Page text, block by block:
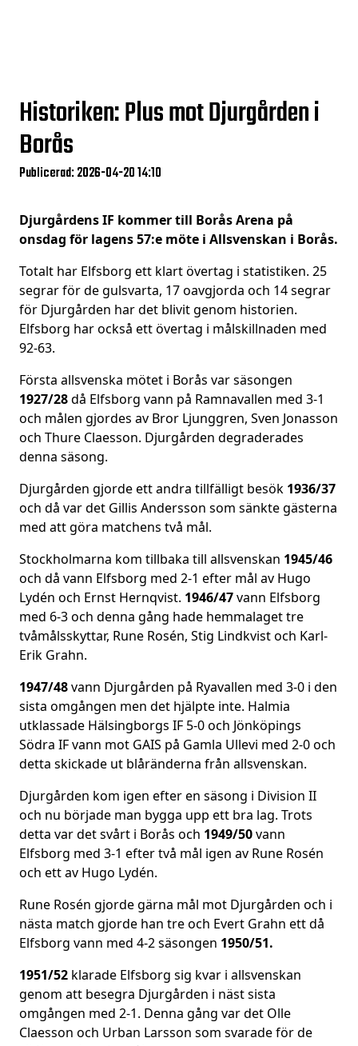
Historiken: Plus mot Djurgården i
Borås
Publicerad: 2026-04-20 14:10
Djurgårdens IF kommer till Borås Arena på
onsdag för lagens 57:e möte i Allsvenskan i Borås.
Totalt har Elfsborg ett klart övertag i statistiken. 25
segrar för de gulsvarta, 17 oavgjorda och 14 segrar
för Djurgården har det blivit genom historien.
Elfsborg har också ett övertag i målskillnaden med
92-63.
Första allsvenska mötet i Borås var säsongen
1927/28då Elfsborg vann på Ramnavallen med 3-1
och målen gjordes av Bror Ljunggren, Sven Jonasson
och Thure Claesson. Djurgården degraderades
denna säsong.
Djurgården gjorde ett andra tillfälligt besök 1936/37
och då var det Gillis Andersson som sänkte gästerna
med att göra matchens två mål.
Stockholmarna kom tillbaka till allsvenskan 1945/46
och då vann Elfsborg med 2-1 efter mål av Hugo
Lydén och Ernst Hernqvist. 1946/47vann Elfsborg
med 6-3 och denna gång hade hemmalaget tre
tvåmålsskyttar, Rune Rosén, Stig Lindkvist och Karl-
Erik Grahn.
1947/48vann Djurgården på Ryavallen med 3-0 i den
sista omgången men det hjälpte inte. Halmia
utklassade Hälsingborgs IF 5-0 och Jönköpings
Södra IF vann mot GAIS på Gamla Ullevi med 2-0 och
detta skickade ut blåränderna från allsvenskan.
Djurgården kom igen efter en säsong i Division II
och nu började man bygga upp ett bra lag. Trots
detta var det svårt i Borås och 1949/50vann
Elfsborg med 3-1 efter två mål igen av Rune Rosén
och ett av Hugo Lydén.
Rune Rosén gjorde gärna mål mot Djurgården och i
nästa match gjorde han tre och Evert Grahn ett då
Elfsborg vann med 4-2 säsongen 1950/51.
1951/52 klarade Elfsborg sig kvar i allsvenskan
genom att besegra Djurgården i näst sista
omgången med 2-1. Denna gång var det Olle
Claesson och Urban Larsson som svarade för de